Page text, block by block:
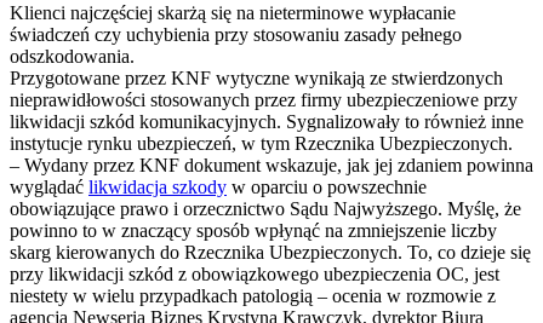
Klienci najczęściej skarżą się na nieterminowe wypłacanie
świadczeń czy uchybienia przy stosowaniu zasady pełnego
odszkodowania.
Przygotowane przez KNF wytyczne wynikają ze stwierdzonych
nieprawidłowości stosowanych przez firmy ubezpieczeniowe przy
likwidacji szkód komunikacyjnych. Sygnalizowały to również inne
instytucje rynku ubezpieczeń, w tym Rzecznika Ubezpieczonych.
– Wydany przez KNF dokument wskazuje, jak jej zdaniem powinna
wyglądać likwidacja szkody w oparciu o powszechnie
obowiązujące prawo i orzecznictwo Sądu Najwyższego. Myślę, że
powinno to w znaczący sposób wpłynąć na zmniejszenie liczby
skarg kierowanych do Rzecznika Ubezpieczonych. To, co dzieje się
przy likwidacji szkód z obowiązkowego ubezpieczenia OC, jest
niestety w wielu przypadkach patologią – ocenia w rozmowie z
agencją Newseria Biznes Krystyna Krawczyk, dyrektor Biura